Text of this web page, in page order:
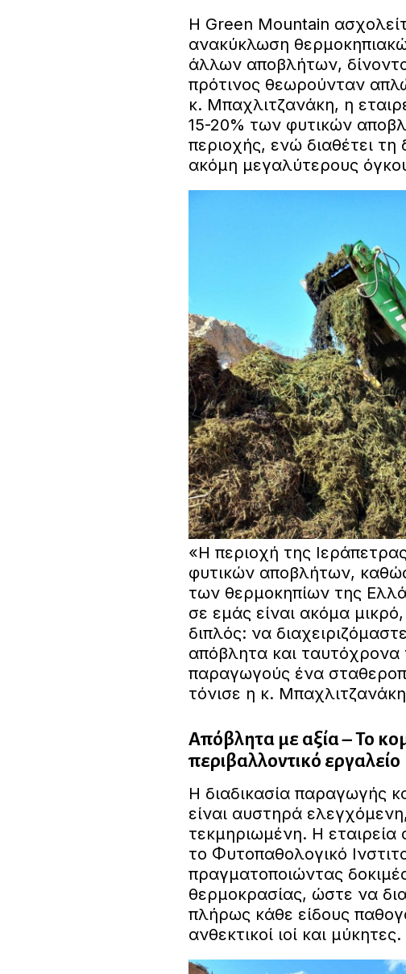
Η Green Mountain
ανακύκλωση
άλλων αποβλήτων,
πρότινος θεωρούνταν
κ. Μπαχλιτζανάκη, η
15-20% των φυτικών
περιοχής, ενώ διαθέτει τη
ακόμη μεγαλύτερους
«Η περιοχή της
φυτικών αποβλήτων,
των θερμοκηπίων της
σε εμάς είναι ακόμα
διπλός: να
απόβλητα και
παραγωγούς ένα
τόνισε η κ.
Απόβλητα με αξία – Το
περιβαλλοντικό εργαλείο
Η διαδικασία παραγωγής
είναι αυστηρά
τεκμηριωμένη. Η
το Φυτοπαθολογικό
πραγματοποιώντας
θερμοκρασίας, ώστε να
πλήρως κάθε είδους
ανθεκτικοί ιοί και μύκητες.